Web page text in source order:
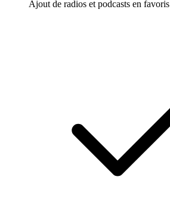
Ajout de radios et podcasts en favoris